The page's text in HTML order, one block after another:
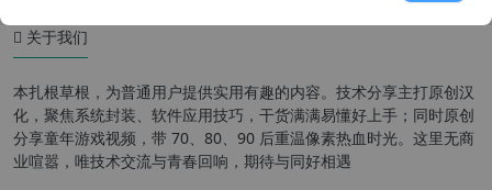
关于我们
本扎根草根，为普通用户提供实用有趣的内容。技术分享主打原创汉
化，聚焦系统封装、软件应用技巧，干货满满易懂好上手；同时原创
分享童年游戏视频，带 70、80、90 后重温像素热血时光。这里无商
业喧嚣，唯技术交流与青春回响，期待与同好相遇